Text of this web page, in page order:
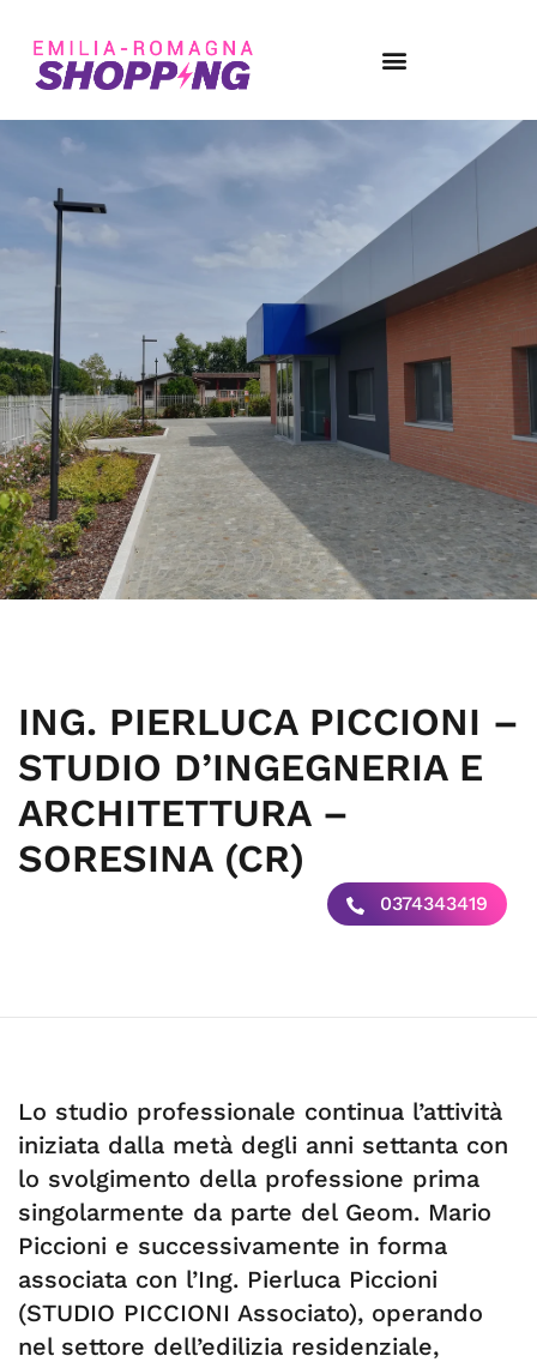
ING. PIERLUCA PICCIONI –
STUDIO D’INGEGNERIA E
ARCHITETTURA –
SORESINA (CR)
0374343419
Lo studio professionale continua l’attività
iniziata dalla metà degli anni settanta con
lo svolgimento della professione prima
singolarmente da parte del Geom. Mario
Piccioni e successivamente in forma
associata con l’Ing. Pierluca Piccioni
(STUDIO PICCIONI Associato), operando
nel settore dell’edilizia residenziale,